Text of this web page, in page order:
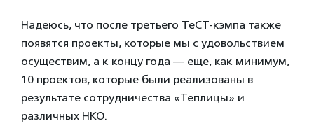
Надеюсь, что после третьего ТеСТ-кэмпа также
появятся проекты, которые мы с удовольствием
осуществим, а к концу года — еще, как минимум,
10 проектов, которые были реализованы в
результате сотрудничества «Теплицы» и
различных НКО.